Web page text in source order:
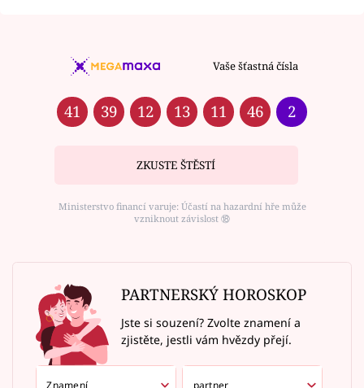
Vaše šťastná čísla
41 39 12 13 11 46 2
ZKUSTE ŠTĚSTÍ
Ministerstvo financí varuje: Účastí na hazardní hře může
vzniknout závislost ⑱
PARTNERSKÝ HOROSKOP
Jste si souzení? Zvolte znamení a
zjistěte, jestli vám hvězdy přejí.